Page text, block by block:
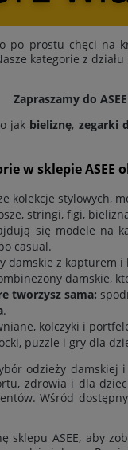
po prostu chęci na
kategorie z
Zapraszamy do ASEE
jak bieliznę, zegarki
w sklepie ASEE
kolekcje stylowych,
stringi, figi,
się modele na
casual.
damskie z kapturem i
damskie,
tworzysz sama:
.
kolczyki i
puzzle i gry dla
odzieży damskiej
, zdrowia i dla
Wśród
sklepu ASEE, aby